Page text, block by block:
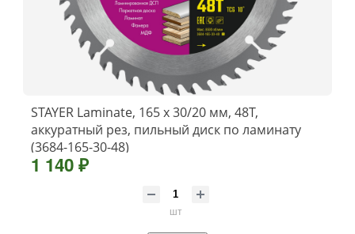
STAYER Laminate, 165 x 30/20 мм, 48T,
аккуратный рез, пильный диск по ламинату
(3684-165-30-48)
1 140 ₽
шт